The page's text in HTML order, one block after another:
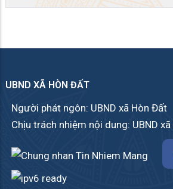
UBND XÃ HÒN ĐẤT
Người phát ngôn: UBND xã Hòn Đất
Chịu trách nhiệm nội dung: UBND